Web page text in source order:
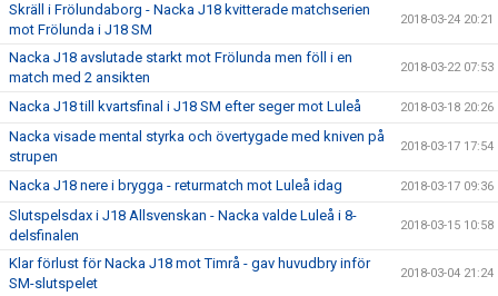
Skräll i Frölundaborg - Nacka J18 kvitterade matchserien
mot Frölunda i J18 SM
2018-03-24 20:21
Nacka J18 avslutade starkt mot Frölunda men föll i en
match med 2 ansikten
2018-03-22 07:53
Nacka J18 till kvartsfinal i J18 SM efter seger mot Luleå 2018-03-18 20:26
Nacka visade mental styrka och övertygade med kniven på
strupen
2018-03-17 17:54
Nacka J18 nere i brygga - returmatch mot Luleå idag 2018-03-17 09:36
Slutspelsdax i J18 Allsvenskan - Nacka valde Luleå i 8-
delsfinalen
2018-03-15 10:58
Klar förlust för Nacka J18 mot Timrå - gav huvudbry inför
SM-slutspelet
2018-03-04 21:24